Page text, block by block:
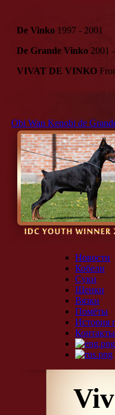
De Vinko 1997 - 2001
De Grande Vinko 2001
VIVAT DE VINKO
Obi Wan Kenobi de
Новости
Кобели
Суки
Щенки
Вязки
Помёты
История
Контакты